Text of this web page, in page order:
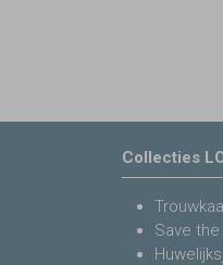
Collecties
Save